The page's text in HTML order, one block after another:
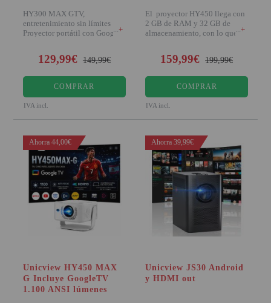
HY300 MAX GTV,
entretenimiento sin límites
Proyector portátil con Google+
129,99€ 149,99€
COMPRAR
IVA incl.
El proyector HY450 llega con
2 GB de RAM y 32 GB de
almacenamiento, con lo que +
159,99€ 199,99€
COMPRAR
IVA incl.
Ahorra 44,00€
Unicview HY450 MAX
G Incluye GoogleTV
1.100 ANSI lúmenes
Ahorra 39,99€
Unicview JS30 Android
y HDMI out